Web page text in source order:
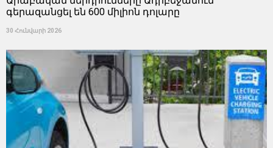
գերազանցել են 600 միլիոն դոլարը
30 Հունվարի 2026